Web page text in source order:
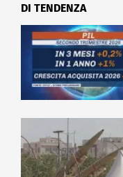
DI TENDENZA